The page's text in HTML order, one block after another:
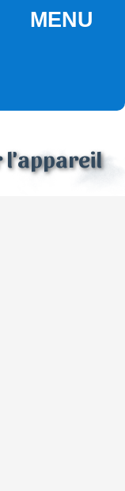
MENU
l'appareil